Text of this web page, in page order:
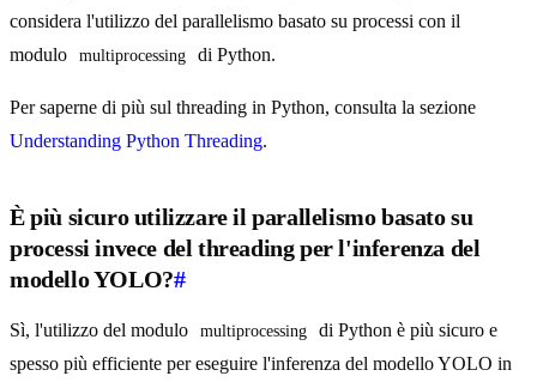
considera l'utilizzo del parallelismo basato su processi con il
modulo
multiprocessing di Python.
Per saperne di più sul threading in Python, consulta la sezione
Understanding Python Threading.
È più sicuro utilizzare il parallelismo basato su
processi invece del threading per l'inferenza del
modello YOLO?#
Sì, l'utilizzo del modulo multiprocessing
di Python è più sicuro e
spesso più efficiente per eseguire l'inferenza del modello YOLO in